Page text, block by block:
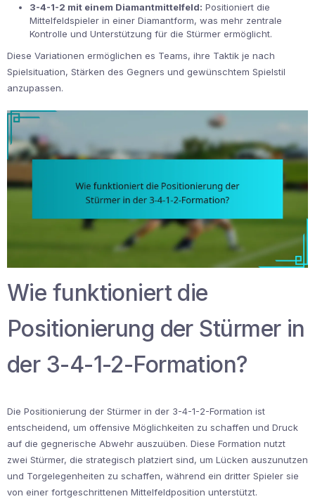
3-4-1-2 mit einem Diamantmittelfeld: Positioniert die
Mittelfeldspieler in einer Diamantform, was mehr zentrale
Kontrolle und Unterstützung für die Stürmer ermöglicht.
Diese Variationen ermöglichen es Teams, ihre Taktik je nach
Spielsituation, Stärken des Gegners und gewünschtem Spielstil
anzupassen.
Wie funktioniert die
Positionierung der Stürmer in
der 3-4-1-2-Formation?
Die Positionierung der Stürmer in der 3-4-1-2-Formation ist
entscheidend, um offensive Möglichkeiten zu schaffen und Druck
auf die gegnerische Abwehr auszuüben. Diese Formation nutzt
zwei Stürmer, die strategisch platziert sind, um Lücken auszunutzen
und Torgelegenheiten zu schaffen, während ein dritter Spieler sie
von einer fortgeschrittenen Mittelfeldposition unterstützt.